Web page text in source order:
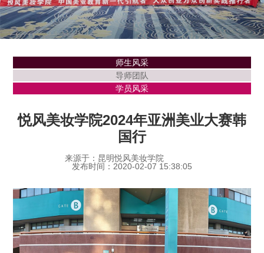
师生风采
导师团队
学员风采
悦风美妆学院2024年亚洲美业大赛韩
国行
来源于：昆明悦风美妆学院
发布时间：2020-02-07 15:38:05